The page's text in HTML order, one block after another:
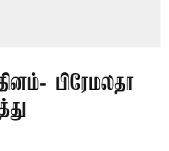
பிரேமலதா